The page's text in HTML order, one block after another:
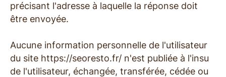
précisant l'adresse à laquelle la réponse doit
être envoyée.
Aucune information personnelle de l'utilisateur
du site https://seoresto.fr/ n'est publiée à l'insu
de l'utilisateur, échangée, transférée, cédée ou